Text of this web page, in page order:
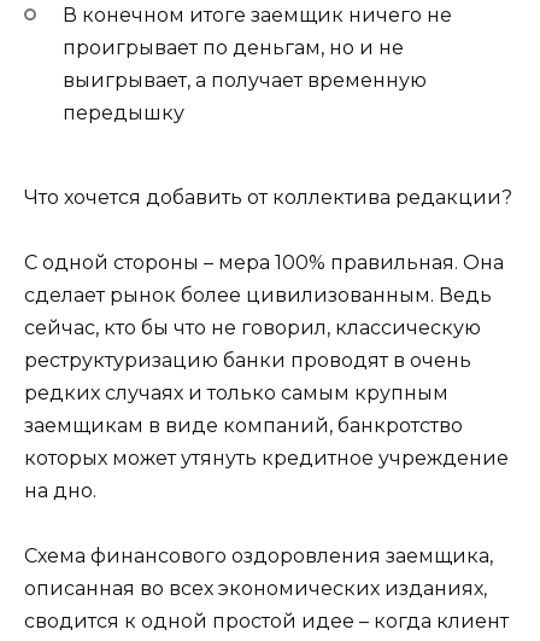
В конечном итоге заемщик ничего не
проигрывает по деньгам, но и не
выигрывает, а получает временную
передышку
Что хочется добавить от коллектива редакции?
С одной стороны – мера 100% правильная. Она
сделает рынок более цивилизованным. Ведь
сейчас, кто бы что не говорил, классическую
реструктуризацию банки проводят в очень
редких случаях и только самым крупным
заемщикам в виде компаний, банкротство
которых может утянуть кредитное учреждение
на дно.
Схема финансового оздоровления заемщика,
описанная во всех экономических изданиях,
сводится к одной простой идее – когда клиент